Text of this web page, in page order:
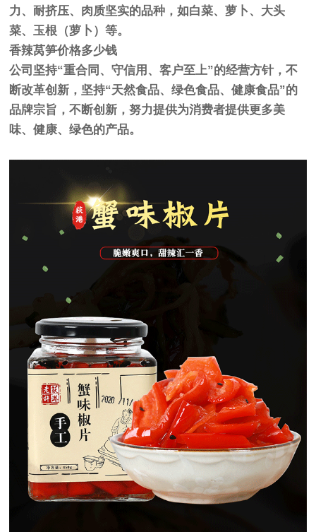
力、耐挤压、肉质坚实的品种，如白菜、萝卜、大头
菜、玉根（萝卜）等。
香辣莴笋价格多少钱
公司坚持“重合同、守信用、客户至上”的经营方针，不
断改革创新，坚持“天然食品、绿色食品、健康食品”的
品牌宗旨，不断创新，努力提供为消费者提供更多美
味、健康、绿色的产品。